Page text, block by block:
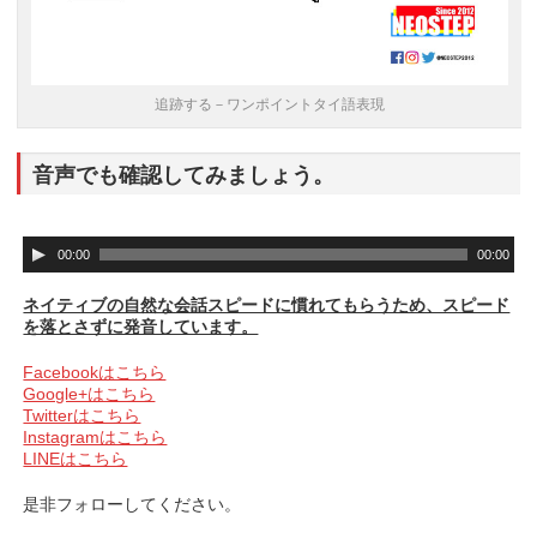
追跡する－ワンポイントタイ語表現
音声でも確認してみましょう。
音
声
レ
ー
ー
00:00 00:00
ネイティブの自然な会話スピードに慣れてもらうため、スピード
を落とさずに発音しています。
Facebookはこちら
Google+はこちら
Twitterはこちら
Instagramはこちら
LINEはこちら
是非フォローしてください。